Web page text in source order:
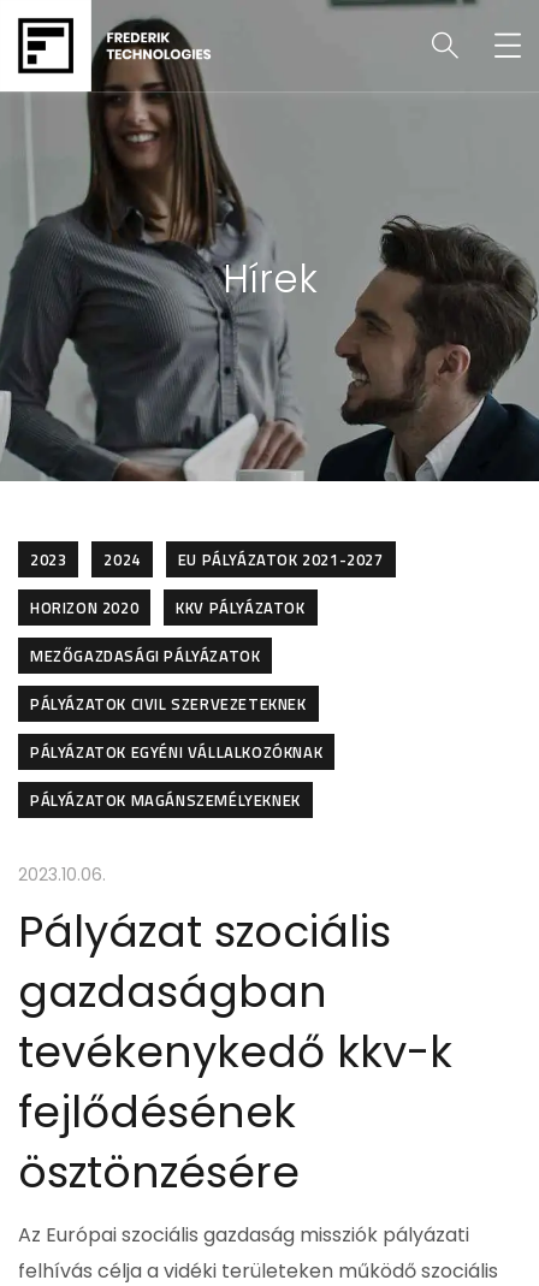
Hírek
2023 2024
EU PÁLYÁZATOK 2021-2027
HORIZON 2020
KKV PÁLYÁZATOK
MEZŐGAZDASÁGI PÁLYÁZATOK
PÁLYÁZATOK CIVIL SZERVEZETEKNEK
PÁLYÁZATOK EGYÉNI VÁLLALKOZÓKNAK
PÁLYÁZATOK MAGÁNSZEMÉLYEKNEK
2023.10.06.
Pályázat szociális
gazdaságban
tevékenykedő kkv-k
fejlődésének
ösztönzésére
Az Európai szociális gazdaság missziók pályázati
felhívás célja a vidéki területeken működő szociális